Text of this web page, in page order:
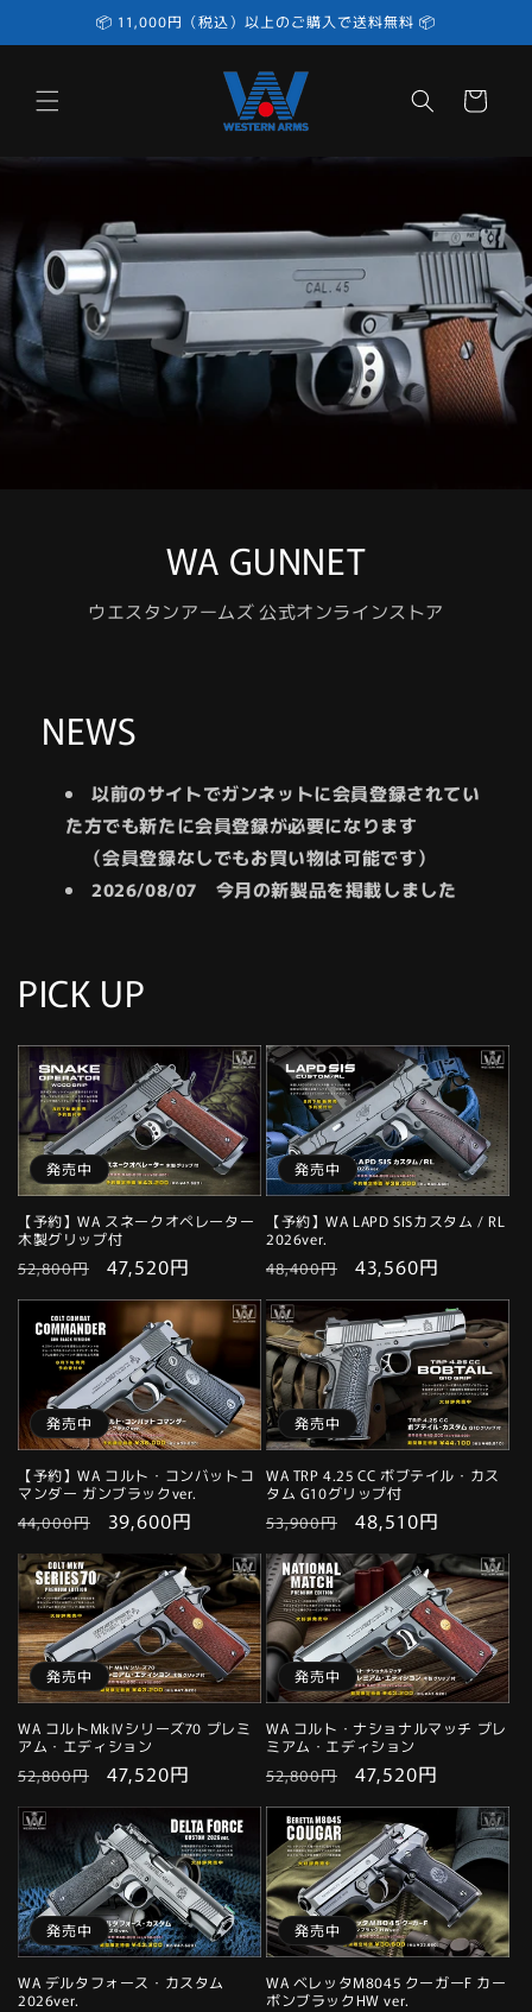
進む
📦 11,000円（税込）以上のご購入で送料無料 📦
ー
WA GUNNET
ウエスタンアームズ 公式オンラインストア
NEWS
以前のサイトでガンネットに会員登録されてい
た方でも新たに会員登録が必要になります
（会員登録なしでもお買い物は可能です）
2026/08/07 今月の新製品を掲載しました
PICK UP
発売中
【予約】WA スネークオペレーター
木製グリップ付
通
価
格
52,800円
セ
価
格
47,520円
発売中
【予約】WA LAPD SISカスタム / RL
2026ver.
通
価
格
48,400円
セ
ル
価
格
43,560円
発売中
【予約】WA コルト・コンバットコ
マンダー ガンブラックver.
通
価
格
44,000円
セ
ル
価
格
39,600円
発売中
WA TRP 4.25 CC ボブテイル・カス
タム G10グリップ付
通
価
格
53,900円
セ
ル
価
格
48,510円
発売中
WA コルトMkⅣシリーズ70 プレミ
アム・エディション
通
常
価
格
52,800円
セ
ー
ル
価
格
47,520円
発売中
WA コルト・ナショナルマッチ プレ
ミアム・エディション
通
常
格
52,800円
セ
ー
ル
価
格
47,520円
発売中
WA デルタフォース・カスタム
2026ver.
発売中
WA ベレッタM8045 クーガーF カー
ボンブラックHW ver.